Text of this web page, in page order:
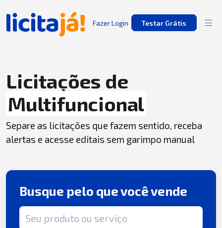
Fazer Login Testar Grátis
Licitações de
Multifuncional
Separe as licitações que fazem sentido, receba
alertas e acesse editais sem garimpo manual
Busque pelo que você vende
Termo de busca